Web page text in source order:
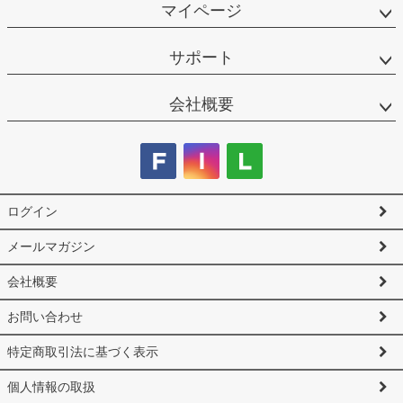
マイページ
サポート
会社概要
ログイン
メールマガジン
会社概要
お問い合わせ
特定商取引法に基づく表示
個人情報の取扱